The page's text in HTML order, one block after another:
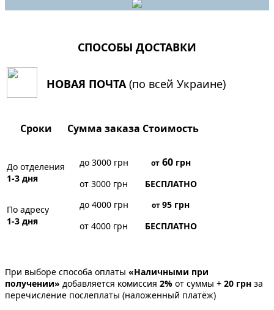
СПОСОБЫ ДОСТАВКИ
НОВАЯ ПОЧТА(по всей Украине)
Сроки Сумма заказа Стоимость
До отделения
1-3 дня
до 3000 грн от60грн
от 3000 грн
БЕСПЛАТНО
По адресу
1-3 дня
до 4000 грн от95 грн
от 4000 грн
БЕСПЛАТНО
При выборе способа оплаты «Наличными при
получении» добавляется комиссия 2% от суммы + 20 грн за
перечисление послеплаты (наложенный платёж)